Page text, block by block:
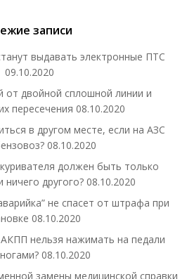
записи
выдавать электронные ПТС
09.10.2020
от двойной сплошной линии и
пересечения 08.10.2020
в другом месте, если на АЗС
08.10.2020
должен быть только
ничего другого? 08.10.2020
не спасет от штрафа при
08.10.2020
нельзя нажимать на педали
08.10.2020
замены медицинской справки